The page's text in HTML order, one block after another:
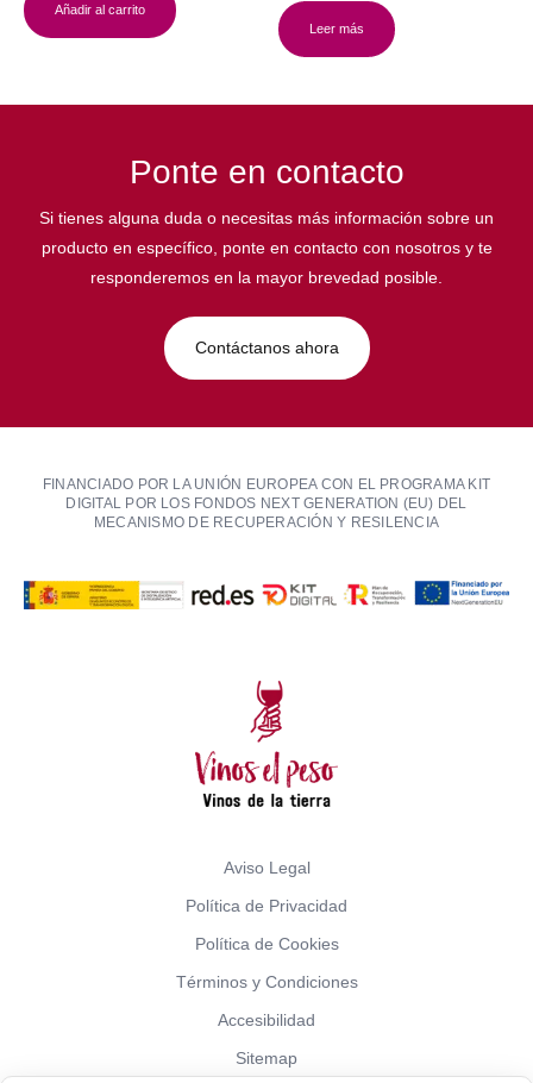
Añadir al carrito
Leer más
Ponte en contacto
Si tienes alguna duda o necesitas más información sobre un
producto en específico, ponte en contacto con nosotros y te
responderemos en la mayor brevedad posible.
Contáctanos ahora
FINANCIADO POR LA UNIÓN EUROPEA CON EL PROGRAMA KIT
DIGITAL POR LOS FONDOS NEXT GENERATION (EU) DEL
MECANISMO DE RECUPERACIÓN Y RESILENCIA
Aviso Legal
Política de Privacidad
Política de Cookies
Términos y Condiciones
Accesibilidad
Sitemap